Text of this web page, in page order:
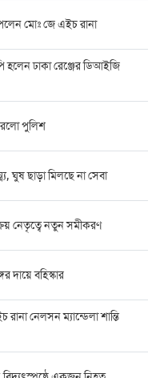
মোঃ জে এইচ রানা
হলেন ঢাকা রেঞ্জের ডিআইজি
পুলিশ
ঘুষ ছাড়া মিলছে না সেবা
নেতৃত্বে নতুন সমীকরণ
দায়ে বহিস্কার
নেলসন ম্যান্ডেলা শান্তি